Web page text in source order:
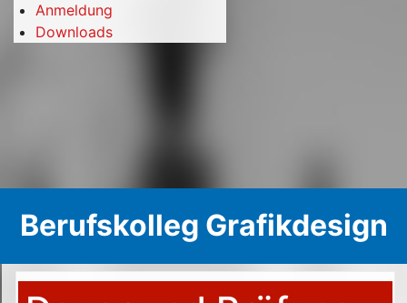
Anmeldung
Downloads
Berufskolleg Grafikdesign